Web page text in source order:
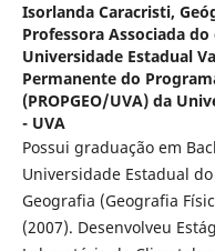
Isorlanda Caracristi,
Professora Associada
Universidade Estadual
Permanente do
(PROPGEO/UVA) da
- UVA
Possui graduação em
Universidade Estadual
Geografia (Geografia
(2007). Desenvolveu